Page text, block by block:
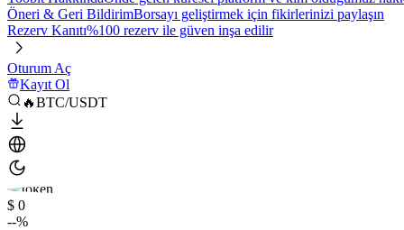
Öneri & Geri BildirimBorsayı geliştirmek için fikirlerinizi paylaşın
Rezerv Kanıtı%100 rezerv ile güven inşa edilir
Oturum Aç
Kayıt Ol
🔥BTC/USDT
$ 0
--%